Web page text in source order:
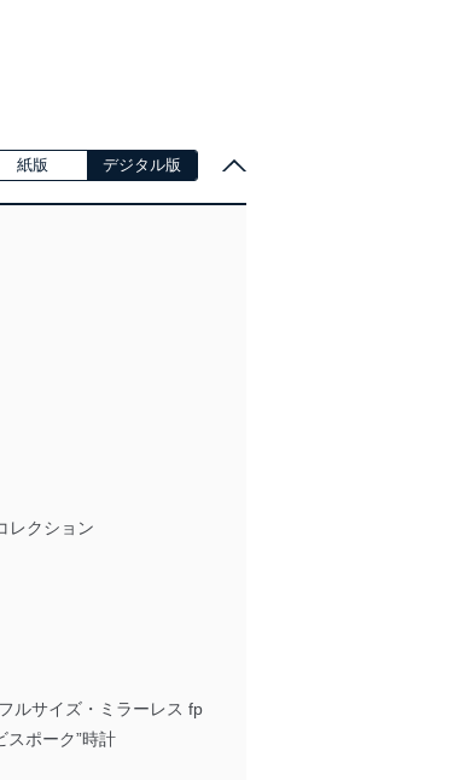
紙版 デジタル版
レクション
ルサイズ・ミラーレス fp
ポーク”時計